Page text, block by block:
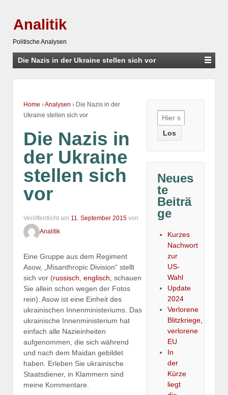
Analitik
Politische Analysen
Die Nazis in der Ukraine stellen sich vor
Home ›Analysen › Die Nazis in der
Ukraine stellen sich vor
Die Nazis in
der Ukraine
stellen sich
vor
Veröffentlicht am 11. September 2015 von
Analitik
Eine Gruppe aus dem Regiment
Asow, „Misanthropic Division“ stellt
sich vor (russisch englisch , schauen
Sie allein schon wegen der Fotos
rein). Asow ist eine Einheit des
ukrainischen Innenministeriums. Das
ukrainische Innenministerium hat
einfach alle Nazieinheiten
aufgenommen, die sich während
und nach dem Maidan gebildet
haben. Erleben Sie ukrainische
Staatsdiener, in Klammern sind
meine Kommentare.
Suche
nach:
Neues
te
Beiträ
ge
Kurzes
Nachwort
zur
US-
Wahl
Update
2024
Verlorene
Blitzkriege,
verlorene
EU
In
der
Kürze
liegt